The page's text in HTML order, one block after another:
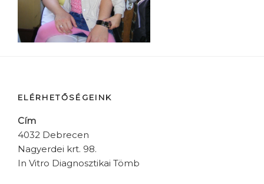
ELÉRHETŐSÉGEINK
Cím
4032 Debrecen
Nagyerdei krt. 98.
In Vitro Diagnosztikai Tömb